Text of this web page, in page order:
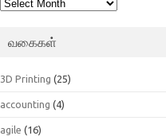
வகைகள்
3D Printing (25)
accounting (4)
agile (16)